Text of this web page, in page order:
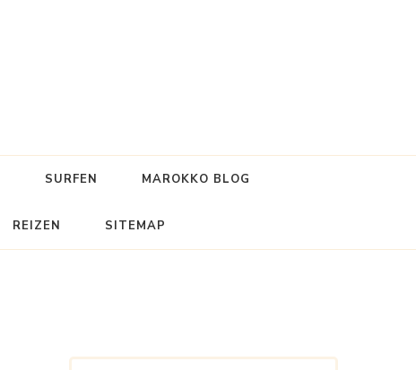
SURFEN MAROKKO BLOG
REIZEN SITEMAP